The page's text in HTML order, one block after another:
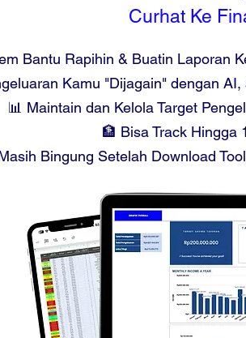
Curhat Ke
Bantu Rapihin & Buatin Laporan
Kamu "Dijagain" dengan
📊 Maintain dan Kelola Target
🏦 Bisa Track Hingga
Bingung Setelah Download